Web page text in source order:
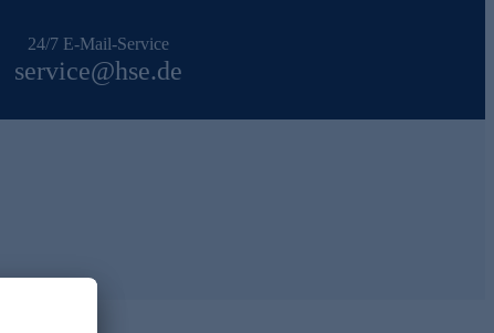
24/7 E-Mail-Service
service@hse.de